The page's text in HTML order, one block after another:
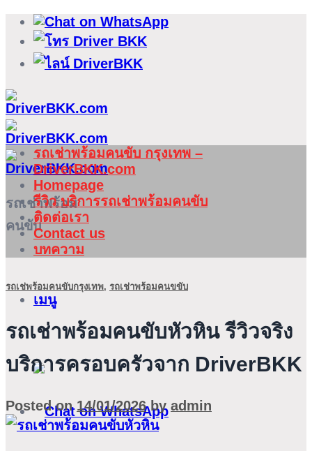
ข้าม
เนื้อหา
รถเช่าพร้อม
คนขับ
เมนู
รถเช่าพร้อมคนขับ กรุงเทพ –
DriverBKK.com
Homepage
รีวิว บริการรถเช่าพร้อมคนขับ
ติดต่อเรา
Contact us
บทความ
รถเช่พร้อมคนขับกรุงเทพ, รถเช่าพร้อมคนขขับ
รถเช่าพร้อมคนขับหัวหิน รีวิวจริง
บริการครอบครัวจาก DriverBKK
Posted on14/01/2026 byadmin